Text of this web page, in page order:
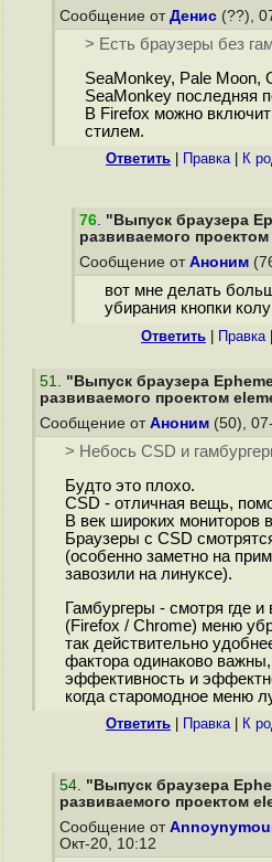
Сообщение от Денис (??),
> Есть браузеры без
SeaMonkey, Pale Moon,
SeaMonkey последняя
В Firefox можно
стилем.
Ответить Правка| К
76. "Выпуск браузера
развиваемого
Сообщение от Аноним
вот мне делать
убирания кнопки
Ответить Правка|
51. "Выпуск браузера
развиваемого проектом
Сообщение от Аноним (50),
> Небось CSD и
Будто это плохо.
CSD - отличная вещь,
В век широких мониторов
Браузеры с CSD
(особенно заметно на
завозили на линуксе).
Гамбургеры - смотря где
(Firefox / Chrome) меню
так действительно
фактора одинаково
эффективность и
когда старомодное меню
Ответить Правка| К
54. "Выпуск браузера
развиваемого проектом
Сообщение от
Окт-20, 10:12